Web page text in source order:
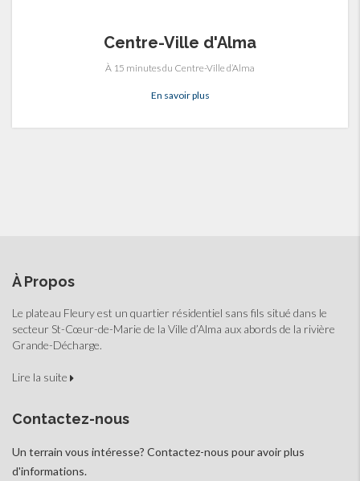
Centre-Ville d'Alma
À 15 minutes du Centre-Ville d’Alma
En savoir plus
À Propos
Le plateau Fleury est un quartier résidentiel sans fils situé dans le
secteur St-Cœur-de-Marie de la Ville d’Alma aux abords de la rivière
Grande-Décharge.
Lire la suite
Contactez-nous
Un terrain vous intéresse? Contactez-nous pour avoir plus
d'informations.